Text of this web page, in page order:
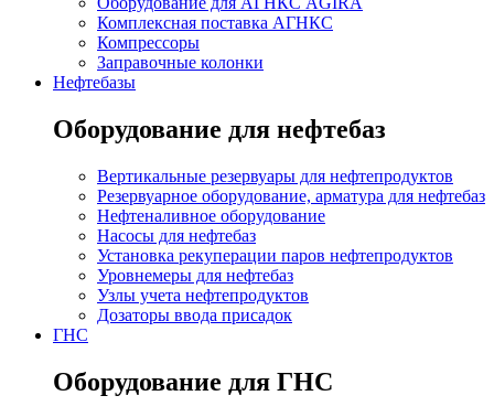
Комплексная поставка АГНКС
Компрессоры
Заправочные колонки
Нефтебазы
Оборудование для нефтебаз
Вертикальные резервуары для нефтепродуктов
Резервуарное оборудование, арматура для нефтебаз
Нефтеналивное оборудование
Насосы для нефтебаз
Установка рекуперации паров нефтепродуктов
Уровнемеры для нефтебаз
Узлы учета нефтепродуктов
Дозаторы ввода присадок
ГНС
Оборудование для ГНС